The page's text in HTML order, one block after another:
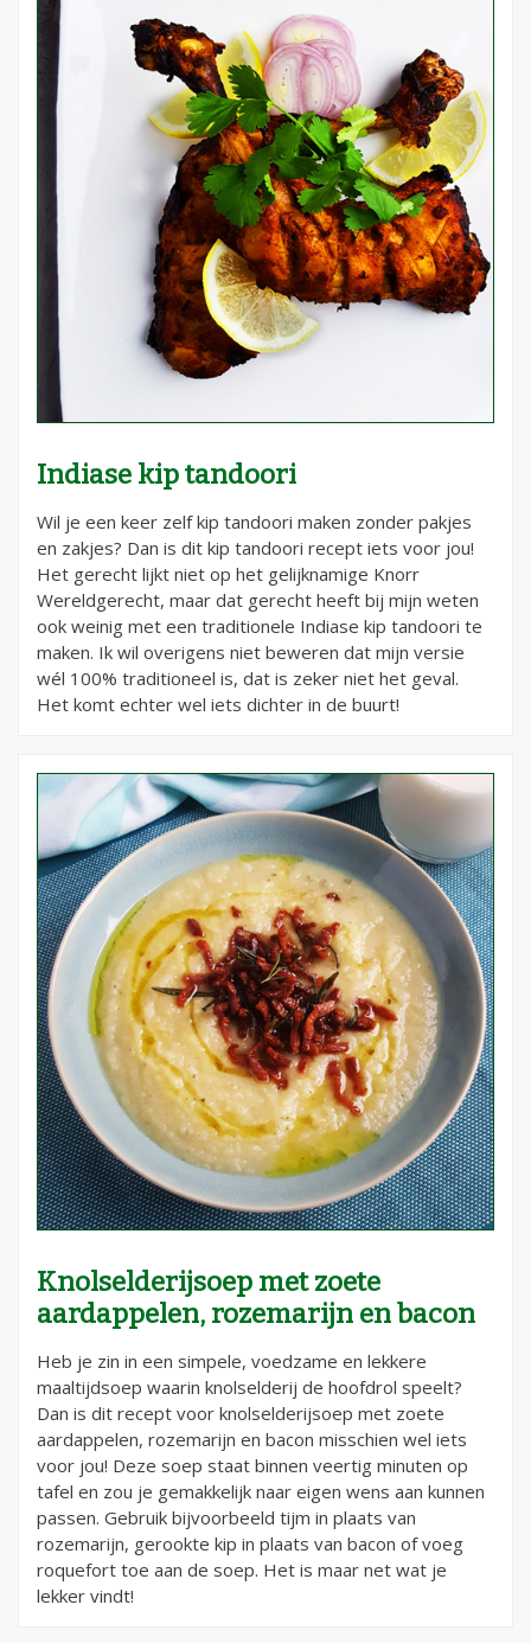
Indiase kip tandoori
Wil je een keer zelf kip tandoori maken zonder pakjes
en zakjes? Dan is dit kip tandoori recept iets voor jou!
Het gerecht lijkt niet op het gelijknamige Knorr
Wereldgerecht, maar dat gerecht heeft bij mijn weten
ook weinig met een traditionele Indiase kip tandoori te
maken. Ik wil overigens niet beweren dat mijn versie
wél 100% traditioneel is, dat is zeker niet het geval.
Het komt echter wel iets dichter in de buurt!
Knolselderijsoep met zoete
aardappelen, rozemarijn en bacon
Heb je zin in een simpele, voedzame en lekkere
maaltijdsoep waarin knolselderij de hoofdrol speelt?
Dan is dit recept voor knolselderijsoep met zoete
aardappelen, rozemarijn en bacon misschien wel iets
voor jou! Deze soep staat binnen veertig minuten op
tafel en zou je gemakkelijk naar eigen wens aan kunnen
passen. Gebruik bijvoorbeeld tijm in plaats van
rozemarijn, gerookte kip in plaats van bacon of voeg
roquefort toe aan de soep. Het is maar net wat je
lekker vindt!